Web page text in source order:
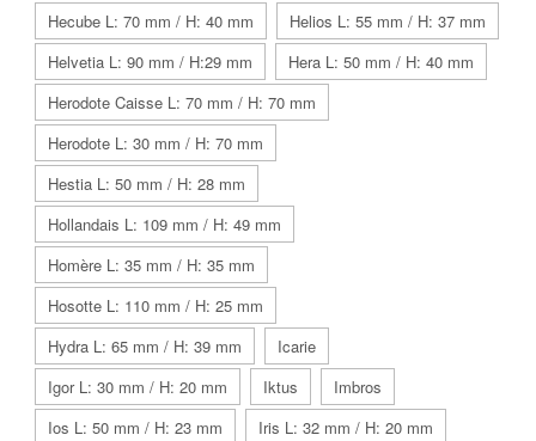
Hecube L: 70 mm / H: 40 mm
Helios L: 55 mm / H: 37 mm
Helvetia L: 90 mm / H:29 mm
Hera L: 50 mm / H: 40 mm
Herodote Caisse L: 70 mm / H: 70 mm
Herodote L: 30 mm / H: 70 mm
Hestia L: 50 mm / H: 28 mm
Hollandais L: 109 mm / H: 49 mm
Homère L: 35 mm / H: 35 mm
Hosotte L: 110 mm / H: 25 mm
Hydra L: 65 mm / H: 39 mm
Icarie
Igor L: 30 mm / H: 20 mm
Iktus
Imbros
Ios L: 50 mm / H: 23 mm
Iris L: 32 mm / H: 20 mm